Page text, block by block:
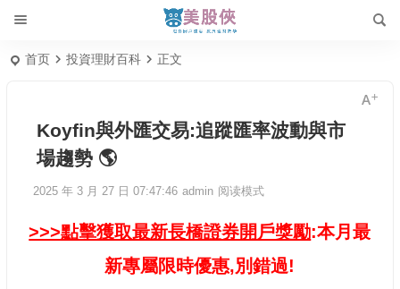
首页 投資理財百科 正文
Koyfin與外匯交易:追蹤匯率波動與市
場趨勢 🌎
2025 年 3 月 27 日 07:47:46 admin 阅读模式
>>>點擊獲取最新長橋證券開戶獎勵:本月最
新專屬限時優惠,別錯過!